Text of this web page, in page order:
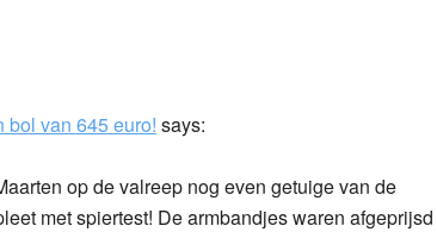
van 645 euro! says:
op de valreep nog even getuige van de
met spiertest! De armbandjes waren afgeprijsd